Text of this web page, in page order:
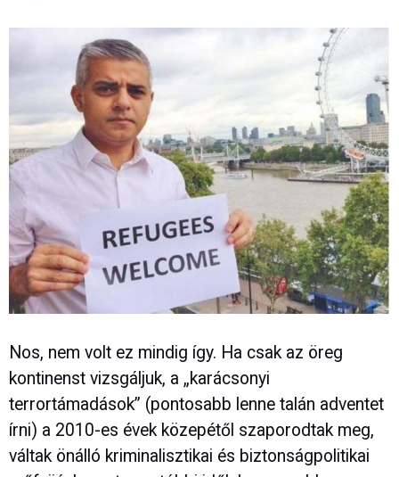
Nos, nem volt ez mindig így. Ha csak az öreg
kontinenst vizsgáljuk, a „karácsonyi
terrortámadások” (pontosabb lenne talán adventet
írni) a 2010-es évek közepétől szaporodtak meg,
váltak önálló kriminalisztikai és biztonságpolitikai